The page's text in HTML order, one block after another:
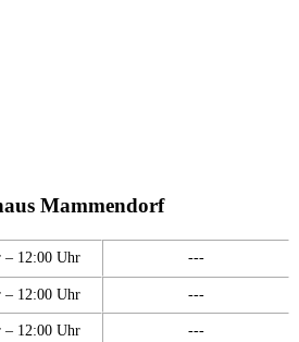
Mammendorf
– 12:00 Uhr ---
– 12:00 Uhr ---
– 12:00 Uhr ---